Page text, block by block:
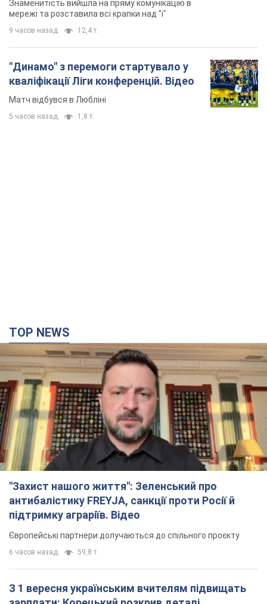
антибалістику FREYJA, санкції проти Росії й
підтримку аграріїв. Відео
Європейські партнери долучаються до спільного проєкту
6 часов назад 59,8 т.
З 1 вересня українським вчителям підвищать
зарплати: Корецький розкрив деталі
Одночасно з підвищенням зарплат педагогам уряд
анонсував збільшення студентських стипендій
2 часа назад
"Нам теж вони потрібні": Трамп відповів на
прохання Зеленського щодо передачі Україні
ракет для Patriot